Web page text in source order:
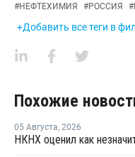
#НЕФТЕХИМИЯ #РОССИЯ #
+Добавить все теги в
Похожие
05 Августа, 2026